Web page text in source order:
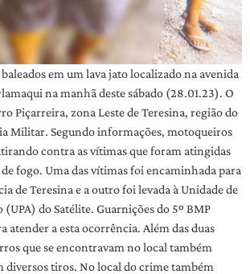
em um lava jato localizado na avenida
na manhã deste sábado (28.01.23). O
Piçarreira, zona Leste de Teresina, região do
Militar. Segundo informações, motoqueiros
contra as vítimas que foram atingidas
fogo. Uma das vítimas foi encaminhada para
de Teresina e a outro foi levada à Unidade de
do Satélite. Guarnições do 5º BMP
atender a esta ocorrência. Além das duas
que se encontravam no local também
diversos tiros. No local do crime também